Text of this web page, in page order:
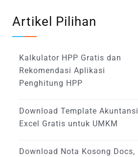
Artikel Pilihan
Kalkulator HPP Gratis dan
Rekomendasi Aplikasi
Penghitung HPP
Download Template Akuntansi
Excel Gratis untuk UMKM
Download Nota Kosong Docs,